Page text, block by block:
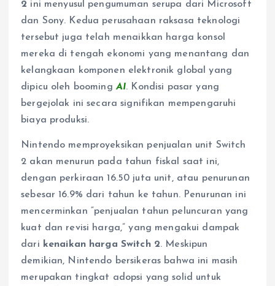
2 ini menyusul pengumuman serupa dari Microsoft
dan Sony. Kedua perusahaan raksasa teknologi
tersebut juga telah menaikkan harga konsol
mereka di tengah ekonomi yang menantang dan
kelangkaan komponen elektronik global yang
dipicu oleh booming AI. Kondisi pasar yang
bergejolak ini secara signifikan mempengaruhi
biaya produksi.
Nintendo memproyeksikan penjualan unit Switch
2 akan menurun pada tahun fiskal saat ini,
dengan perkiraan 16.50 juta unit, atau penurunan
sebesar 16.9% dari tahun ke tahun. Penurunan ini
mencerminkan “penjualan tahun peluncuran yang
kuat dan revisi harga,” yang mengakui dampak
dari kenaikan harga Switch 2. Meskipun
demikian, Nintendo bersikeras bahwa ini masih
merupakan tingkat adopsi yang solid untuk